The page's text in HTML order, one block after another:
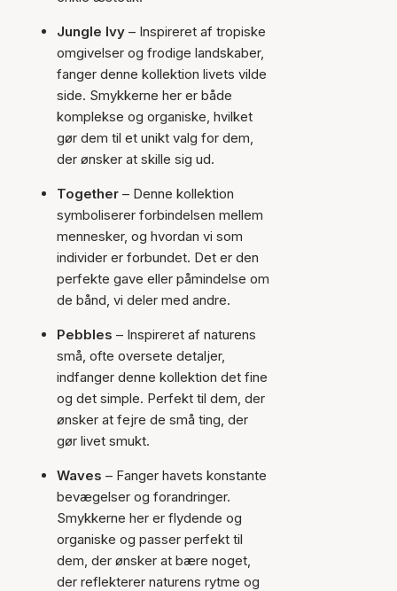
Jungle Ivy – Inspireret af tropiske
omgivelser og frodige landskaber,
fanger denne kollektion livets vilde
side. Smykkerne her er både
komplekse og organiske, hvilket
gør dem til et unikt valg for dem,
der ønsker at skille sig ud.
Together – Denne kollektion
symboliserer forbindelsen mellem
mennesker, og hvordan vi som
individer er forbundet. Det er den
perfekte gave eller påmindelse om
de bånd, vi deler med andre.
Pebbles – Inspireret af naturens
små, ofte oversete detaljer,
indfanger denne kollektion det fine
og det simple. Perfekt til dem, der
ønsker at fejre de små ting, der
gør livet smukt.
Waves – Fanger havets konstante
bevægelser og forandringer.
Smykkerne her er flydende og
organiske og passer perfekt til
dem, der ønsker at bære noget,
der reflekterer naturens rytme og